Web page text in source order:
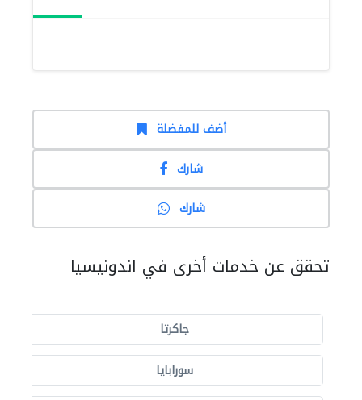
أضف للمفضلة
شارك
شارك
تحقق عن خدمات أخرى في اندونيسيا
جاكرتا
سورابايا